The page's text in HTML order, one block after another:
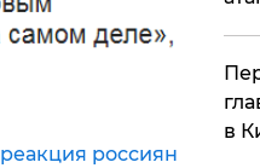
реакция россиян
в